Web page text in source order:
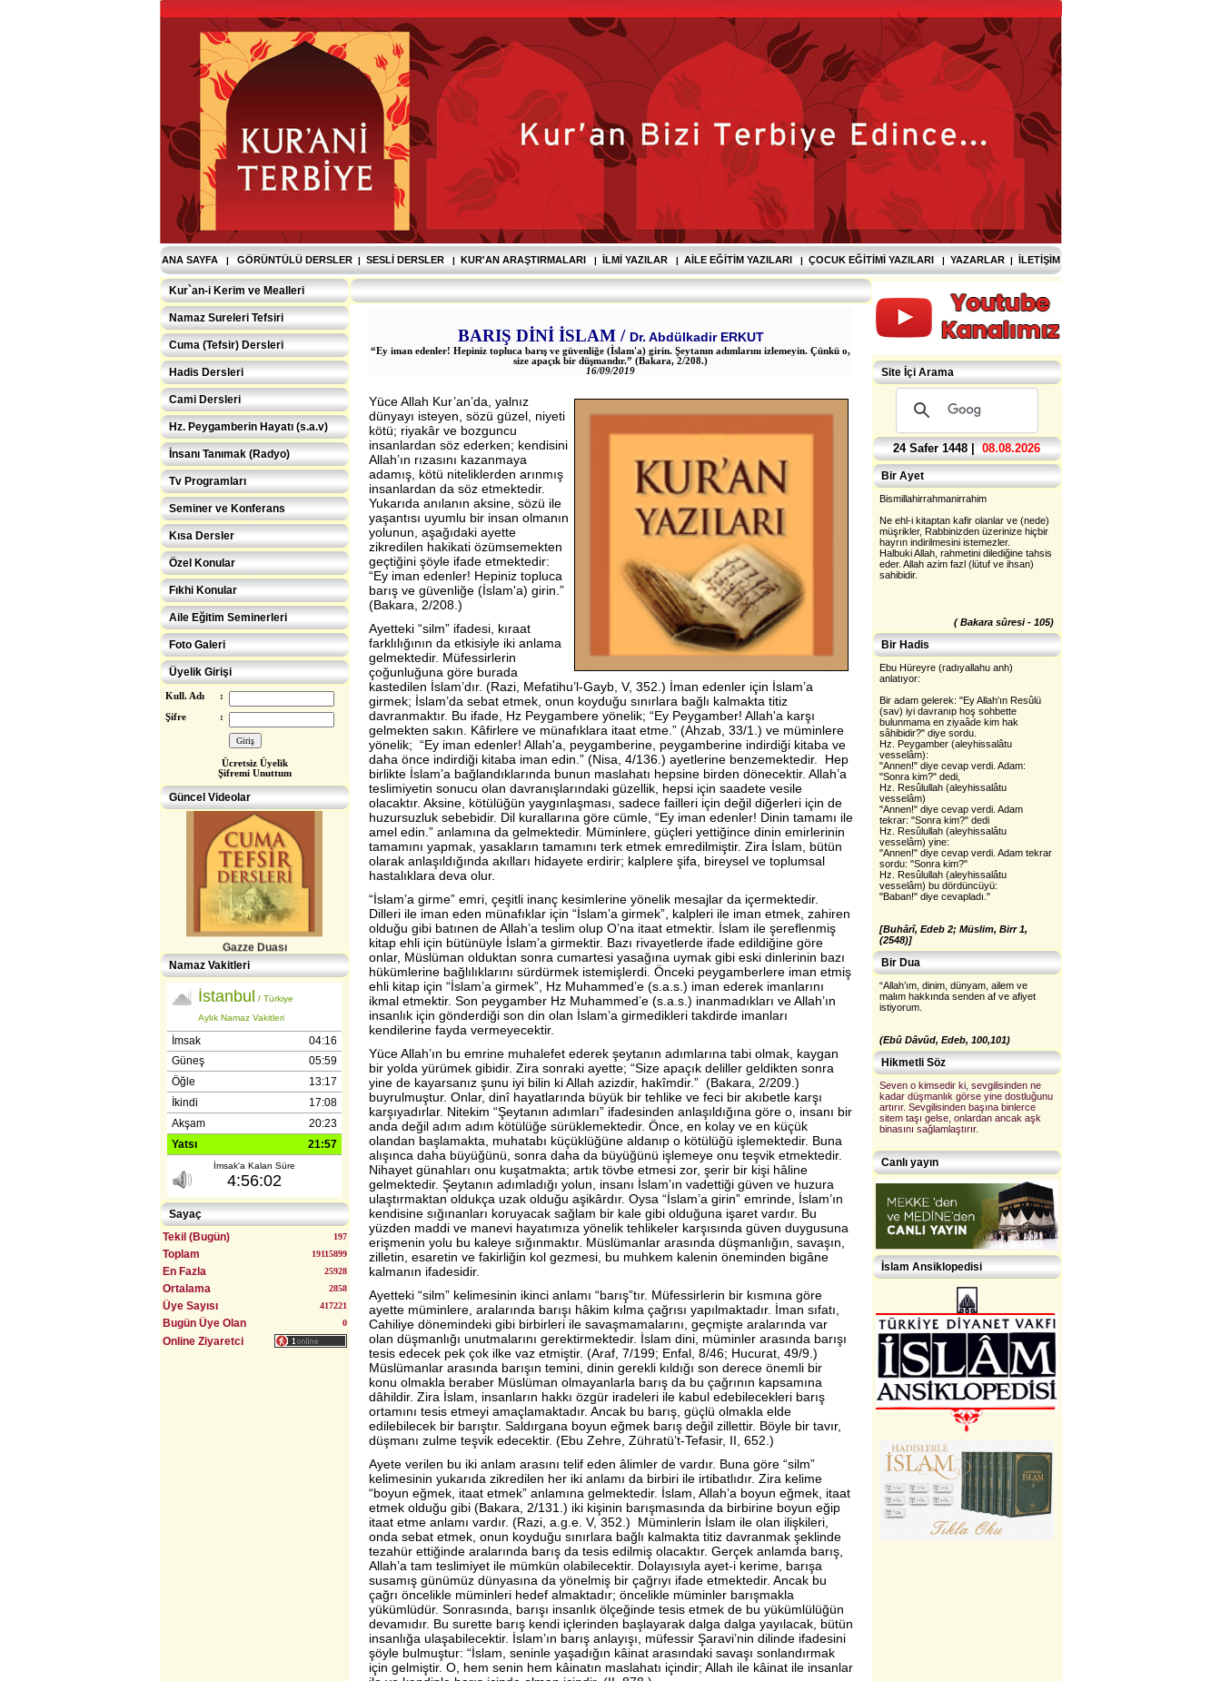
ANA SAYFA| GÖRÜNTÜLÜ DERSLER| SESLI DERSLER | KUR'AN ARAŞTIRMALARI | İLMI YAZILAR | AILE EĞITIM YAZILARI | ÇOCUK EĞITIMI YAZILARI | YAZARLAR| İLETIŞIM
Kur`an-i Kerim ve Mealleri
Namaz Sureleri Tefsiri
Cuma (Tefsir) Dersleri
Hadis Dersleri
Cami Dersleri
Hz. Peygamberin Hayatı (s.a.v)
İnsanı Tanımak (Radyo)
Tv Programları
Seminer ve Konferans
Kısa Dersler
Özel Konular
Fıkhi Konular
Aile Eğitim Seminerleri
Foto Galeri
Üyelik Girişi
Kull. Adı :
Şifre :
Ücretsiz Üyelik
Şifremi Unuttum
Güncel Videolar
Eğitimcilere ÖZEL
Gazze Duası
Gençlerle İletişim (Günışığı-
Reşitpaşa​) Abdülhamit Kahraman
Uyumlu Evlilik Yöntemi (Bulgurlu)
Namaz Vakitleri
Sayaç
Tekil (Bugün)
197
Toplam 19115899
En Fazla 25928
Ortalama 2858
Üye Sayısı 417221
Bugün Üye Olan 0
Online Ziyaretci
BARIŞ DİNİ İSLAM / Dr. Abdülkadir ERKUT
“Ey iman edenler! Hepiniz topluca barış ve güvenliğe (İslam'a) girin. Şeytanın adımlarını izlemeyin. Çünkü o,
size apaçık bir düşmandır.” (Bakara, 2/208.)
16/09/2019
Yüce Allah Kur’an’da, yalnız
dünyayı isteyen, sözü güzel, niyeti
kötü; riyakâr ve bozguncu
insanlardan söz ederken; kendisini
Allah’ın rızasını kazanmaya
adamış, kötü niteliklerden arınmış
insanlardan da söz etmektedir.
Yukarıda anılanın aksine, sözü ile
yaşantısı uyumlu bir insan olmanın
yolunun, aşağıdaki ayette
zikredilen hakikati özümsemekten
geçtiğini şöyle ifade etmektedir:
“Ey iman edenler! Hepiniz topluca
barış ve güvenliğe (İslam'a) girin.”
(Bakara, 2/208.)
Ayetteki “silm” ifadesi, kıraat
farklılığının da etkisiyle iki anlama
gelmektedir. Müfessirlerin
çoğunluğuna göre burada
kastedilen İslam’dır. (Razi, Mefatihu’l-Gayb, V, 352.) İman edenler için İslam’a
girmek; İslam’da sebat etmek, onun koyduğu sınırlara bağlı kalmakta titiz
davranmaktır. Bu ifade, Hz Peygambere yönelik; “Ey Peygamber! Allah'a karşı
gelmekten sakın. Kâfirlere ve münafıklara itaat etme.” (Ahzab, 33/1.) ve müminlere
yönelik; “Ey iman edenler! Allah'a, peygamberine, peygamberine indirdiği kitaba ve
daha önce indirdiği kitaba iman edin.” (Nisa, 4/136.) ayetlerine benzemektedir. Hep
birlikte İslam’a bağlandıklarında bunun maslahatı hepsine birden dönecektir. Allah’a
teslimiyetin sonucu olan davranışlarındaki güzellik, hepsi için saadete vesile
olacaktır. Aksine, kötülüğün yaygınlaşması, sadece failleri için değil diğerleri için de
huzursuzluk sebebidir. Dil kurallarına göre cümle, “Ey iman edenler! Dinin tamamı ile
amel edin.” anlamına da gelmektedir. Müminlere, güçleri yettiğince dinin emirlerinin
tamamını yapmak, yasakların tamamını terk etmek emredilmiştir. Zira İslam, bütün
olarak anlaşıldığında akılları hidayete erdirir; kalplere şifa, bireysel ve toplumsal
hastalıklara deva olur.
“İslam’a girme” emri, çeşitli inanç kesimlerine yönelik mesajlar da içermektedir.
Dilleri ile iman eden münafıklar için “İslam’a girmek”, kalpleri ile iman etmek, zahiren
olduğu gibi batınen de Allah’a teslim olup O’na itaat etmektir. İslam ile şereflenmiş
kitap ehli için bütünüyle İslam’a girmektir. Bazı rivayetlerde ifade edildiğine göre
onlar, Müslüman olduktan sonra cumartesi yasağına uymak gibi eski dinlerinin bazı
hükümlerine bağlılıklarını sürdürmek istemişlerdi. Önceki peygamberlere iman etmiş
ehli kitap için “İslam’a girmek”, Hz Muhammed’e (s.a.s.) iman ederek imanlarını
ikmal etmektir. Son peygamber Hz Muhammed’e (s.a.s.) inanmadıkları ve Allah’ın
insanlık için gönderdiği son din olan İslam’a girmedikleri takdirde imanları
kendilerine fayda vermeyecektir.
Yüce Allah’ın bu emrine muhalefet ederek şeytanın adımlarına tabi olmak, kaygan
bir yolda yürümek gibidir. Zira sonraki ayette; “Size apaçık deliller geldikten sonra
yine de kayarsanız şunu iyi bilin ki Allah azizdir, hakîmdir.” (Bakara, 2/209.)
buyrulmuştur. Onlar, dinî hayatlarında büyük bir tehlike ve feci bir akıbetle karşı
karşıyadırlar. Nitekim “Şeytanın adımları” ifadesinden anlaşıldığına göre o, insanı bir
anda değil adım adım kötülüğe sürüklemektedir. Önce, en kolay ve en küçük
olandan başlamakta, muhatabı küçüklüğüne aldanıp o kötülüğü işlemektedir. Buna
alışınca daha büyüğünü, sonra daha da büyüğünü işlemeye onu teşvik etmektedir.
Nihayet günahları onu kuşatmakta; artık tövbe etmesi zor, şerir bir kişi hâline
gelmektedir. Şeytanın adımladığı yolun, insanı İslam’ın vadettiği güven ve huzura
ulaştırmaktan oldukça uzak olduğu aşikârdır. Oysa “İslam’a girin” emrinde, İslam’ın
kendisine sığınanları koruyacak sağlam bir kale gibi olduğuna işaret vardır. Bu
yüzden maddi ve manevi hayatımıza yönelik tehlikeler karşısında güven duygusuna
erişmenin yolu bu kaleye sığınmaktır. Müslümanlar arasında düşmanlığın, savaşın,
zilletin, esaretin ve fakirliğin kol gezmesi, bu muhkem kalenin öneminden bigâne
kalmanın ifadesidir.
Ayetteki “silm” kelimesinin ikinci anlamı “barış”tır. Müfessirlerin bir kısmına göre
ayette müminlere, aralarında barışı hâkim kılma çağrısı yapılmaktadır. İman sıfatı,
Cahiliye dönemindeki gibi birbirleri ile savaşmamalarını, geçmişte aralarında var
olan düşmanlığı unutmalarını gerektirmektedir. İslam dini, müminler arasında barışı
tesis edecek pek çok ilke vaz etmiştir. (Araf, 7/199; Enfal, 8/46; Hucurat, 49/9.)
Müslümanlar arasında barışın temini, dinin gerekli kıldığı son derece önemli bir
konu olmakla beraber Müslüman olmayanlarla barış da bu çağrının kapsamına
dâhildir. Zira İslam, insanların hakkı özgür iradeleri ile kabul edebilecekleri barış
ortamını tesis etmeyi amaçlamaktadır. Ancak bu barış, güçlü olmakla elde
edilebilecek bir barıştır. Saldırgana boyun eğmek barış değil zillettir. Böyle bir tavır,
düşmanı zulme teşvik edecektir. (Ebu Zehre, Zühratü’t-Tefasir, II, 652.)
Ayete verilen bu iki anlam arasını telif eden âlimler de vardır. Buna göre “silm”
kelimesinin yukarıda zikredilen her iki anlamı da birbiri ile irtibatlıdır. Zira kelime
“boyun eğmek, itaat etmek” anlamına gelmektedir. İslam, Allah’a boyun eğmek, itaat
etmek olduğu gibi (Bakara, 2/131.) iki kişinin barışmasında da birbirine boyun eğip
itaat etme anlamı vardır. (Razi, a.g.e. V, 352.) Müminlerin İslam ile olan ilişkileri,
onda sebat etmek, onun koyduğu sınırlara bağlı kalmakta titiz davranmak şeklinde
tezahür ettiğinde aralarında barış da tesis edilmiş olacaktır. Gerçek anlamda barış,
Allah’a tam teslimiyet ile mümkün olabilecektir. Dolayısıyla ayet-i kerime, barışa
susamış günümüz dünyasına da yönelmiş bir çağrıyı ifade etmektedir. Ancak bu
çağrı öncelikle müminleri hedef almaktadır; öncelikle müminler barışmakla
yükümlüdür. Sonrasında, barışı insanlık ölçeğinde tesis etmek de bu yükümlülüğün
devamıdır. Bu surette barış kendi içlerinden başlayarak dalga dalga yayılacak, bütün
insanlığa ulaşabilecektir. İslam’ın barış anlayışı, müfessir Şaravi’nin dilinde ifadesini
şöyle bulmuştur: “İslam, seninle yaşadığın kâinat arasındaki savaşı sonlandırmak
için gelmiştir. O, hem senin hem kâinatın maslahatı içindir; Allah ile kâinat ile insanlar
Site İçi Arama
24 Safer 1448 | 08.08.2026
Bir Ayet
Bismillahirrahmanirrahim
Ne ehl-i kitaptan kafir olanlar ve (nede)
müşrikler, Rabbinizden üzerinize hiçbir
hayrın indirilmesini istemezler.
Halbuki Allah, rahmetini dilediğine tahsis
eder. Allah azim fazl (lütuf ve ihsan)
sahibidir.
( Bakara sûresi - 105)
Bir Hadis
Ebu Hüreyre (radıyallahu anh)
anlatıyor:
Bir adam gelerek: "Ey Allah'ın Resûlü
(sav) iyi davranıp hoş sohbette
bulunmama en ziyaâde kim hak
sâhibidir?" diye sordu.
Hz. Peygamber (aleyhissalâtu
vesselâm):
"Annen!" diye cevap verdi. Adam:
"Sonra kim?" dedi,
Hz. Resûlullah (aleyhissalâtu
vesselâm)
"Annen!" diye cevap verdi. Adam
tekrar: "Sonra kim?" dedi
Hz. Resûlullah (aleyhissalâtu
vesselâm) yine:
"Annen!" diye cevap verdi. Adam tekrar
sordu: "Sonra kim?"
Hz. Resûlullah (aleyhissalâtu
vesselâm) bu dördüncüyü:
"Baban!" diye cevapladı."
[Buhârî, Edeb 2; Müslim, Birr 1,
(2548)]
Bir Dua
“Allah’ım, dinim, dünyam, ailem ve
malım hakkında senden af ve afiyet
istiyorum.
(Ebû Dâvûd, Edeb, 100,101)
Hikmetli Söz
Seven o kimsedir ki, sevgilisinden ne
kadar düşmanlık görse yine dostluğunu
artırır. Sevgilisinden başına binlerce
sitem taşı gelse, onlardan ancak aşk
binasını sağlamlaştırır.
Canlı yayın
İslam Ansiklopedisi